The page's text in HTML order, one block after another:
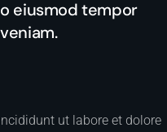
eiusmod tempor
ut labore et dolore